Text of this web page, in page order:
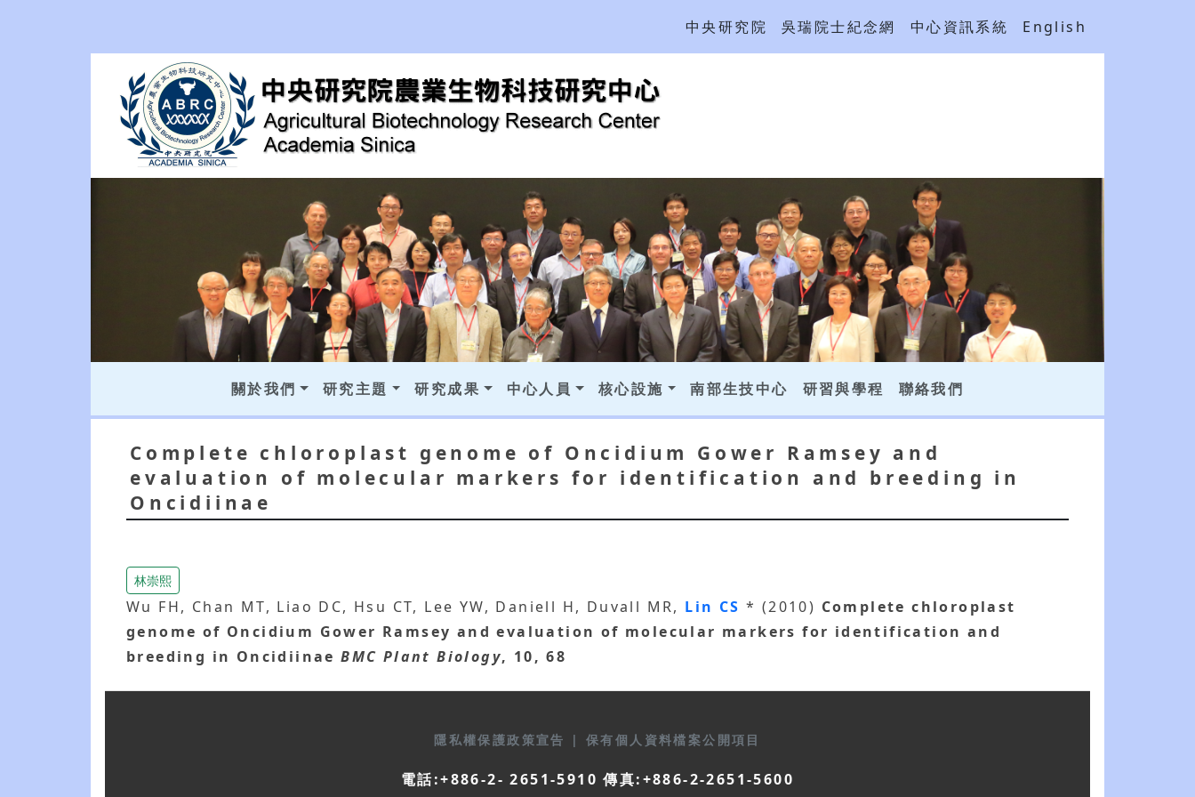
中央研究院 吳瑞院士紀念網 中心資訊系統 English
關於我們 研究主題 研究成果 中心人員 核心設施 南部生技中心 研習與學程 聯絡我們
Complete chloroplast genome of Oncidium Gower Ramsey and
evaluation of molecular markers for identification and breeding in
Oncidiinae
林崇熙
Wu FH, Chan MT, Liao DC, Hsu CT, Lee YW, Daniell H, Duvall MR, Lin CS* (2010) Complete chloroplast
genome of Oncidium Gower Ramsey and evaluation of molecular markers for identification and
breeding in Oncidiinae BMC Plant Biology, 10, 68
隱私權保護政策宣告 | 保有個人資料檔案公開項目
電話:+886-2- 2651-5910 傳真:+886-2-2651-5600